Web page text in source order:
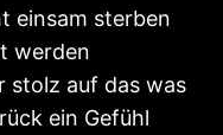
einsam sterben
werden
stolz auf das was
ein Gefühl